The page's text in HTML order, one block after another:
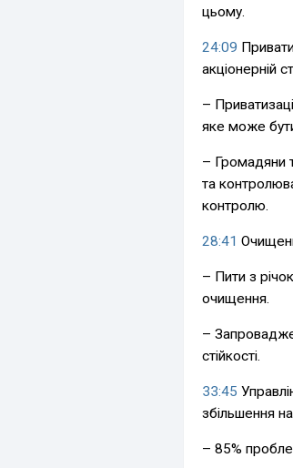
цьому.
24:09
акціонерній
–
яке може
– Громадяни
та
контролю.
28:41
– Пити з
очищення.
–
стійкості.
33:45
збільшення
– 85%